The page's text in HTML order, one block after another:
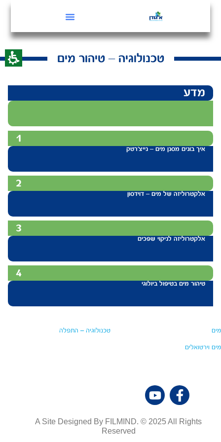
טכנולוגיה – טיהור מים
מדע
1
איך בונים מסנן מים – נייצ’רטק
2
אלקטרוליזה של מים – דוידסון
3
אלקטרוליזה לניקוי שפכים
4
טיהור מים בטיפול ביולוגי
מים טכנולוגיה – התפלה
מים וירטואלים
A Site Designed By FILMIND. © 2025 All Rights
Reserved